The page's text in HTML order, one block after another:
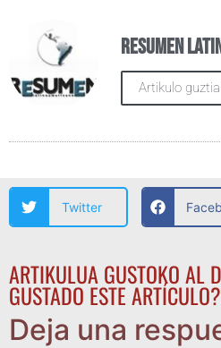
Resumen
Artikulo
Twitter
ARTIKULUA GUSTOKO AL
GUSTADO ESTE ARTÍCULO?
Deja una